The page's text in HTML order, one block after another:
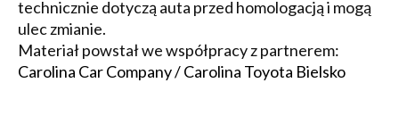
technicznie dotyczą auta przed homologacją i mogą
ulec zmianie.
Materiał powstał we współpracy z partnerem:
Carolina Car Company / Carolina Toyota Bielsko